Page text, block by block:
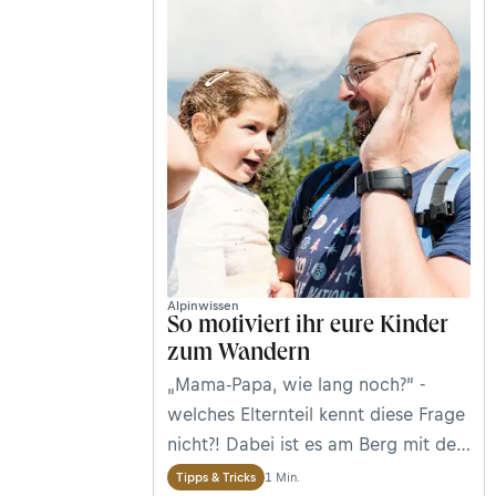
Zentren wie Ischgl oder Galtür.
Alpinwissen
So motiviert ihr eure Kinder
zum Wandern
„Mama-Papa, wie lang noch?” -
welches Elternteil kennt diese Frage
nicht?! Dabei ist es am Berg mit der
ganzen Familie natürlich am
Tipps & Tricks 1 Min.